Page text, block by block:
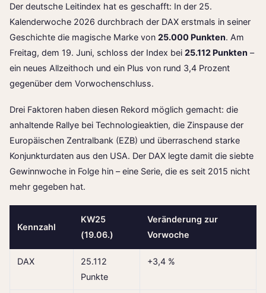
Der deutsche Leitindex hat es geschafft: In der 25.
Kalenderwoche 2026 durchbrach der DAX erstmals in seiner
Geschichte die magische Marke von 25.000 Punkten. Am
Freitag, dem 19. Juni, schloss der Index bei 25.112 Punkten –
ein neues Allzeithoch und ein Plus von rund 3,4 Prozent
gegenüber dem Vorwochenschluss.
Drei Faktoren haben diesen Rekord möglich gemacht: die
anhaltende Rallye bei Technologieaktien, die Zinspause der
Europäischen Zentralbank (EZB) und überraschend starke
Konjunkturdaten aus den USA. Der DAX legte damit die siebte
Gewinnwoche in Folge hin – eine Serie, die es seit 2015 nicht
mehr gegeben hat.
Kennzahl
KW25
(19.06.)
Veränderung zur
Vorwoche
DAX
25.112
Punkte
+3,4 %